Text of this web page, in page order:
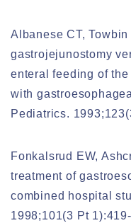
Albanese CT,
gastrojejunostomy
enteral feeding of
with
Pediatrics.
Fonkalsrud EW,
treatment of
combined hospital
1998;101(3 Pt